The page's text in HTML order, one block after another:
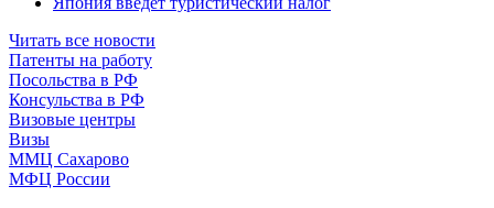
Читать все новости
Патенты на работу
Посольства в РФ
Консульства в РФ
Визовые центры
Визы
ММЦ Сахарово
МФЦ России